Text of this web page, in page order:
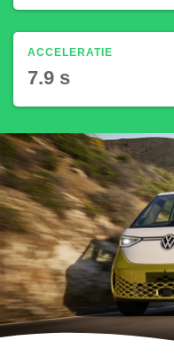
ACCELERATIE
7.9 s